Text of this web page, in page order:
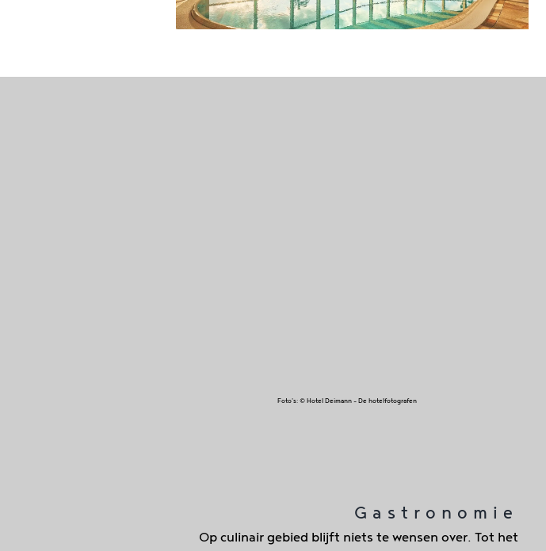
Foto's: © Hotel Deimann – De hotelfotografen
Gastronomie
Op culinair gebied blijft niets te wensen over. Tot het